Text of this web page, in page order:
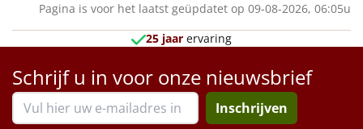
Pagina is voor het laatst geüpdatet op 09-08-2026, 06:05u
25 jaar ervaring
Schrijf u in voor onze nieuwsbrief
Inschrijven